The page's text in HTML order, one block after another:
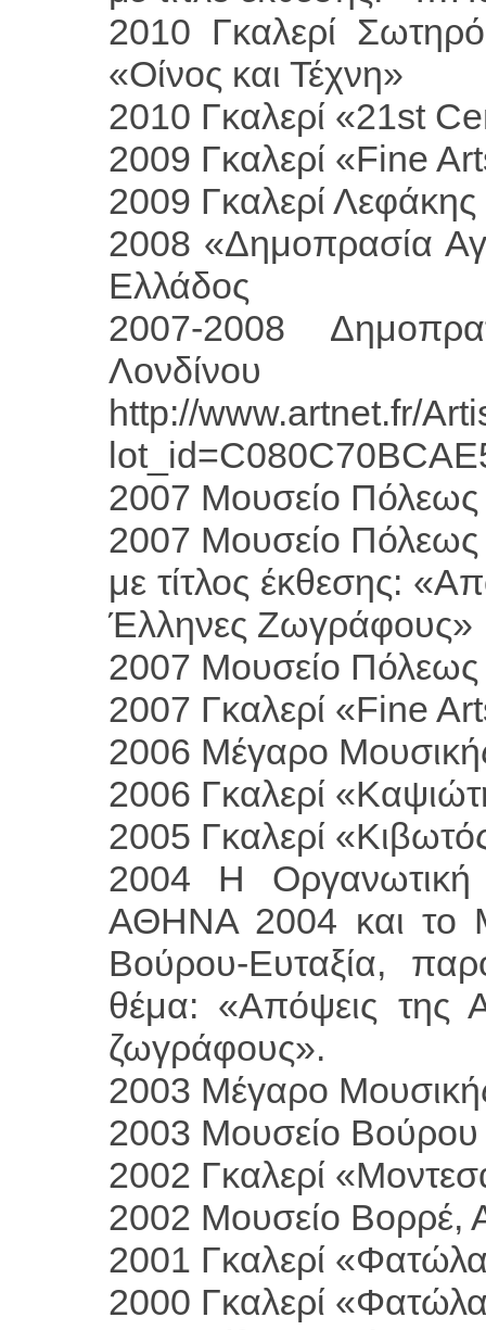
2010 Γκαλερί
«Οίνος και Τέχνη»
2010 Γκαλερί «21st
2009 Γκαλερί «Fine
2009 Γκαλερί
2008 «Δημοπρασία
Ελλάδος
2007-2008
Λονδίνου
http://www.artnet.fr/
2007 Μουσείο
2007 Μουσείο
με τίτλος έκθεσης:
Έλληνες Ζωγράφους»
2007 Μουσείο
2007 Γκαλερί «Fine
2006 Μέγαρο
2006 Γκαλερί
2005 Γκαλερί
2004 Η
ΑΘΗΝΑ 2004 και το
Βούρου-Ευταξία,
θέμα: «Απόψεις της
ζωγράφους».
2003 Μέγαρο
2003 Μουσείο Βούρου
2002 Γκαλερί
2002 Μουσείο Βορρέ,
2001 Γκαλερί
2000 Γκαλερί